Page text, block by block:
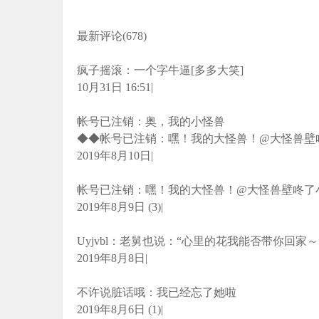
最新评论(678)
疯子摇滚：一个字牛逼[多多大笑]
10月31日 16:51|
帐号已注销：奥，我的小怪兽
◆◆帐号已注销：嘿！我的大怪兽！@大怪兽壁
2019年8月10日|
帐号已注销：嘿！我的大怪兽！@大怪兽壁咚了
2019年8月9日 (3)|
Uyjvbl：老舅也说：“心里的花我能否带你回家～
2019年8月8日|
不许说脏话哦：我已经忘了她啦
2019年8月6日 (1)|